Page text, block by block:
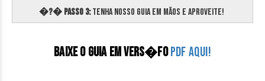
�?� Passo 3:Tenha nosso guia em mãos e aproveite!
BAIXE O GUIA EM VERS�fOPDF AQUI!